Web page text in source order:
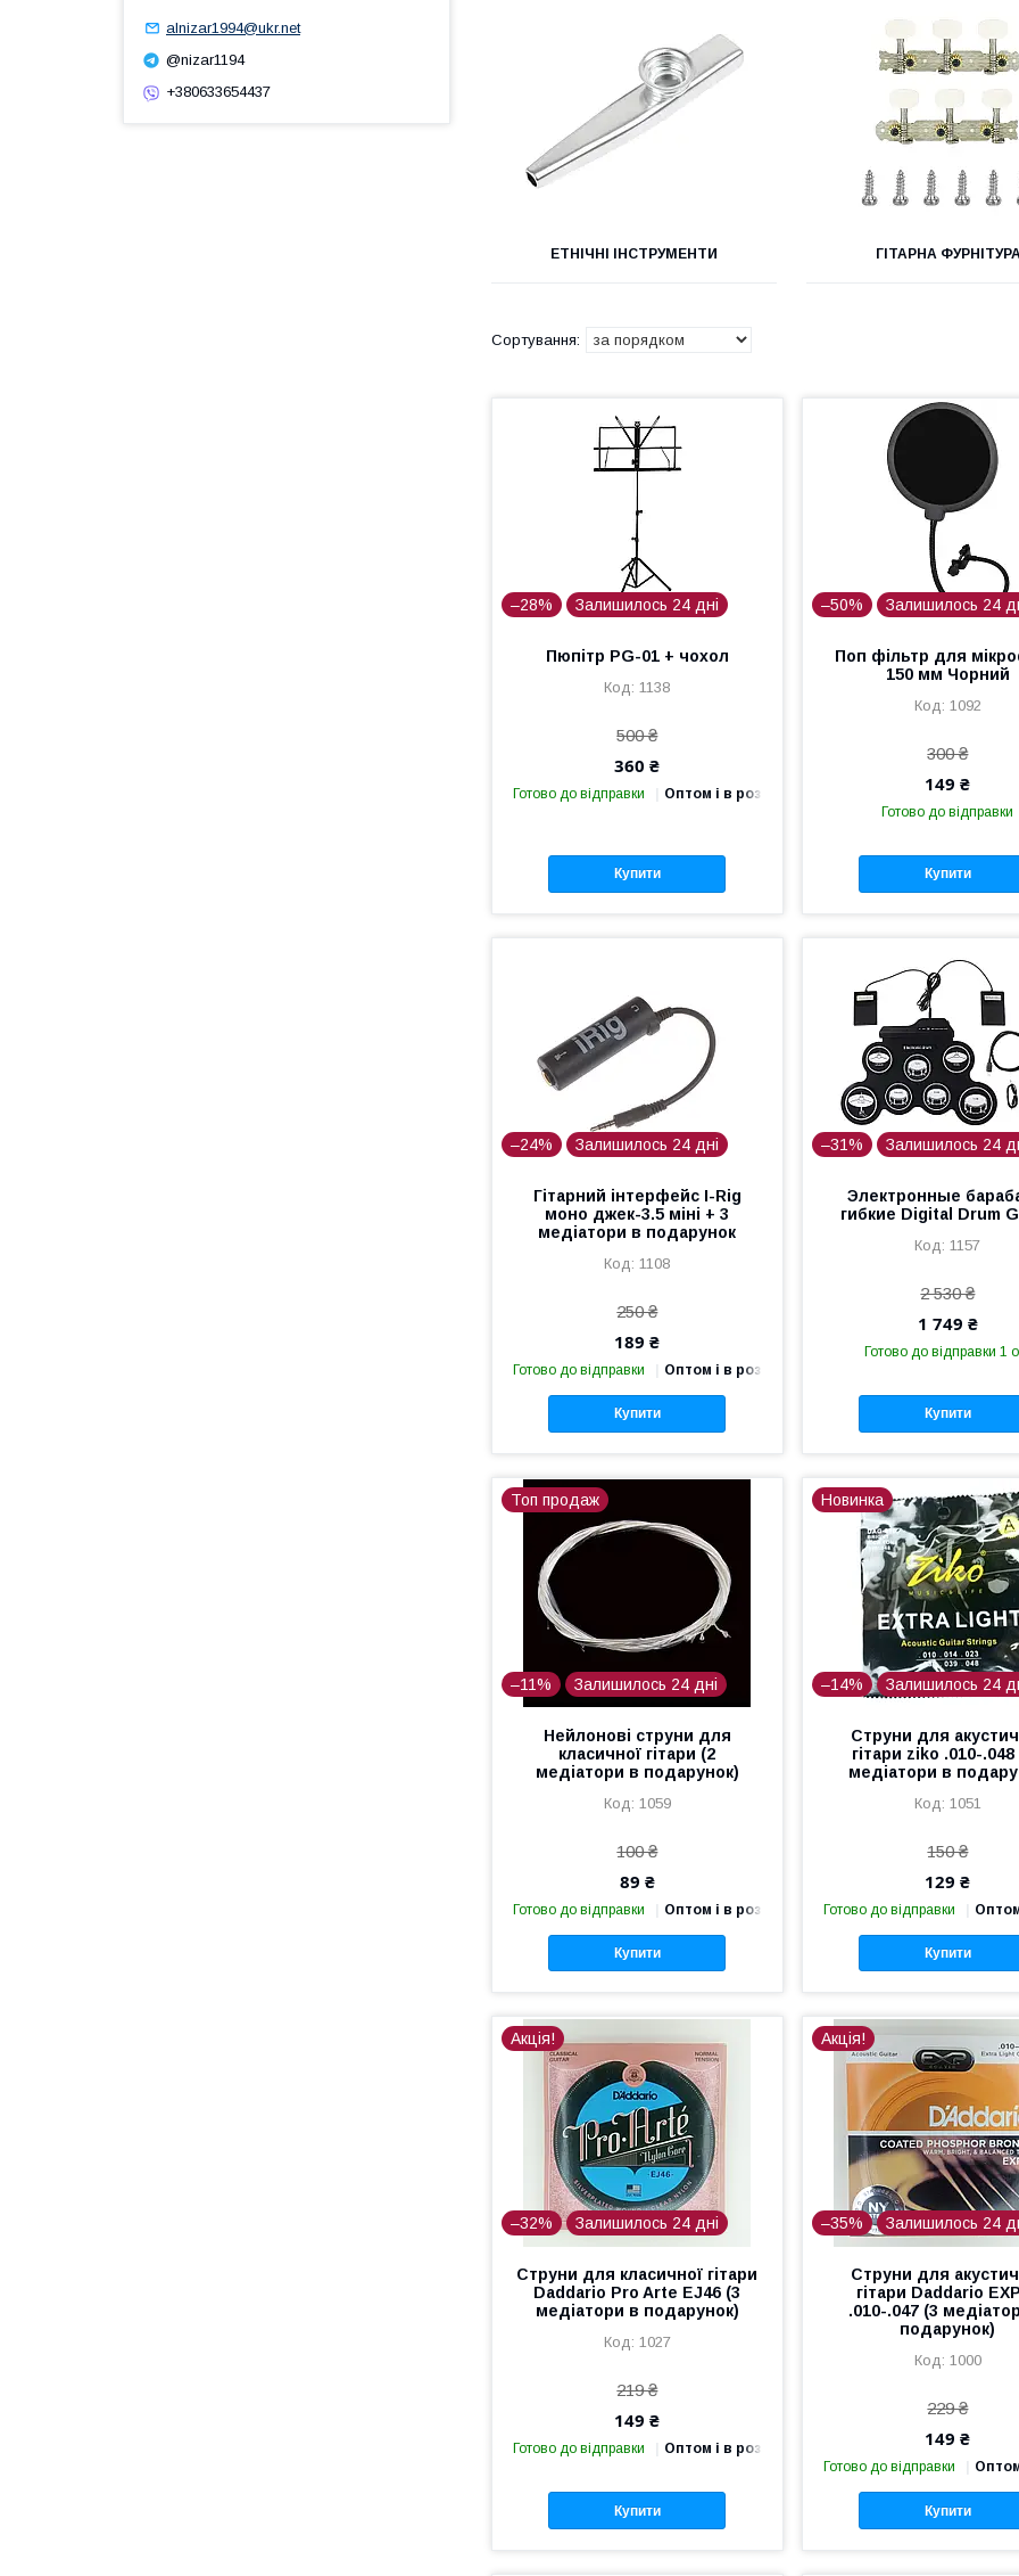
ЕТНІЧНІ ІНСТРУМЕНТИ ГІТАРНА
–28% Залишилось 24 дні
Пюпітр PG-01 + чохол
1138
500 ₴
360 ₴
Готово до відправки Оптом і в роздріб
Купити
–50% Залишилось 24
Поп фільтр для
150 мм Чорний
1092
300 ₴
149 ₴
Готово до відправки
Купити
–24% Залишилось 24 дні
Гітарний інтерфейс I-Rig
моно джек-3.5 міні + 3
медіатори в подарунок
1108
250 ₴
189 ₴
Готово до відправки Оптом і в роздріб
Купити
–31% Залишилось 24
Электронные
гибкие Digital Drum
1157
2 530 ₴
1 749 ₴
Готово до відправки 1
Купити
Топ продаж
–11% Залишилось 24 дні
Нейлонові струни для
класичної гітари (2
медіатори в подарунок)
1059
100 ₴
89 ₴
Готово до відправки Оптом і в роздріб
Купити
Новинка
–14% Залишилось 24
Струни для
гітари ziko .010-.048
медіатори в
1051
150 ₴
129 ₴
Готово до відправки
Купити
Акція!
–32% Залишилось 24 дні
Струни для класичної гітари
Daddario Pro Arte EJ46 (3
медіатори в подарунок)
1027
219 ₴
149 ₴
Готово до відправки Оптом і в роздріб
Купити
Акція!
–35% Залишилось 24
Струни для
гітари Daddario
.010-.047 (3
подарунок)
1000
229 ₴
149 ₴
Готово до відправки
Купити
alnizar1994@ukr.net
@nizar1194
+380633654437